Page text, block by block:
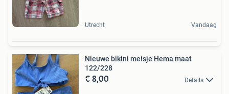
Utrecht Vandaag
Nieuwe bikini meisje Hema maat
122/228
€ 8,00 Details